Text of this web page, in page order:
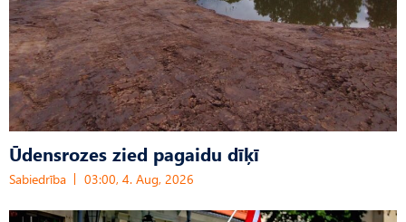
Ūdensrozes zied pagaidu dīķī
Sabiedrība 03:00, 4. Aug, 2026